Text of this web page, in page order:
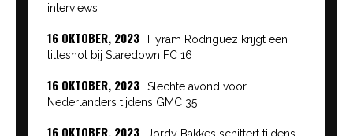
interviews
16 OKTOBER, 2023
Hyram Rodriguez krijgt een
titleshot bij Staredown FC 16
16 OKTOBER, 2023
Slechte avond voor
Nederlanders tijdens GMC 35
16 OKTOBER, 2023